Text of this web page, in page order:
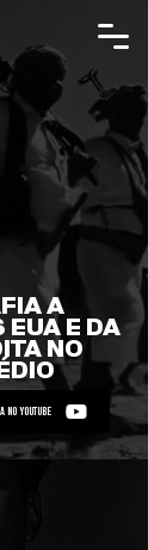
A
EUA E DA
NO
NO YOUTUBE